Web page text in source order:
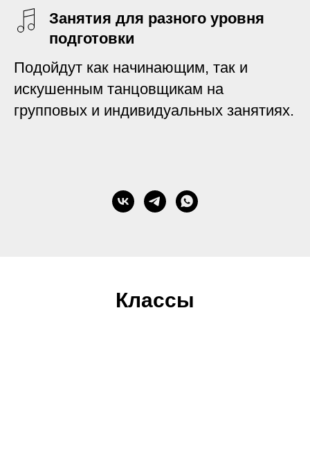
Занятия для разного уровня
подготовки
Подойдут как начинающим, так и
искушенным танцовщикам на
групповых и индивидуальных занятиях.
Классы